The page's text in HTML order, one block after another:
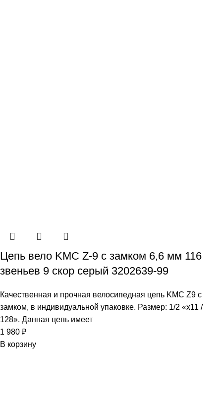
Цепь вело KMC Z-9 с замком 6,6 мм 116
звеньев 9 скор серый 3202639-99
Качественная и прочная велосипедная цепь KMC Z9 с
замком, в индивидуальной упаковке. Размер: 1/2 «x11 /
128». Данная цепь имеет
1 980 ₽
В корзину